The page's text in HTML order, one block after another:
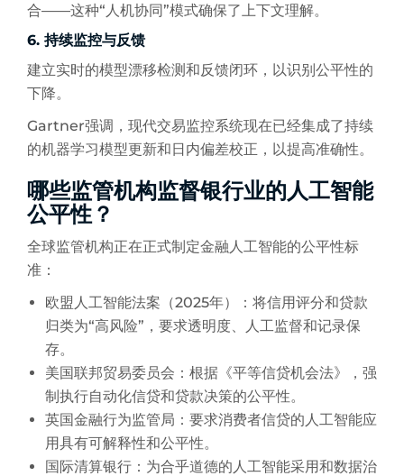
合——这种“人机协同”模式确保了上下文理解。
6. 持续监控与反馈
建立实时的模型漂移检测和反馈闭环，以识别公平性的
下降。
Gartner强调，现代交易监控系统现在已经集成了持续
的机器学习模型更新和日内偏差校正，以提高准确性。
哪些监管机构监督银行业的人工智能
公平性？
全球监管机构正在正式制定金融人工智能的公平性标
准：
欧盟人工智能法案（2025年）：将信用评分和贷款
归类为“高风险”，要求透明度、人工监督和记录保
存。
美国联邦贸易委员会：根据《平等信贷机会法》，强
制执行自动化信贷和贷款决策的公平性。
英国金融行为监管局：要求消费者信贷的人工智能应
用具有可解释性和公平性。
国际清算银行：为合乎道德的人工智能采用和数据治